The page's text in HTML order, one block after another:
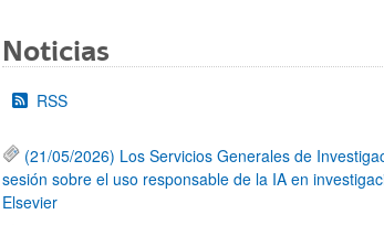
Noticias
RSS
(21/05/2026) Los Servicios Generales de
sesión sobre el uso responsable de la IA en
Elsevier